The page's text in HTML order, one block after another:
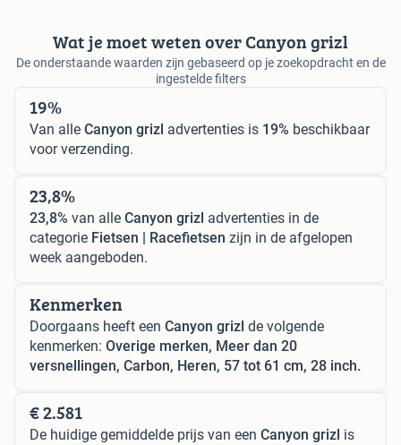
Wat je moet weten over Canyon grizl
De onderstaande waarden zijn gebaseerd op je zoekopdracht en de
ingestelde filters
19%
Van alle Canyon grizl advertenties is 19% beschikbaar
voor verzending.
23,8%
23,8% van alle Canyon grizl advertenties in de
categorie Fietsen | Racefietsen zijn in de afgelopen
week aangeboden.
Kenmerken
Doorgaans heeft een Canyon grizl de volgende
kenmerken: Overige merken, Meer dan 20
versnellingen, Carbon, Heren, 57 tot 61 cm, 28 inch.
€ 2.581
De huidige gemiddelde prijs van een Canyon grizl is